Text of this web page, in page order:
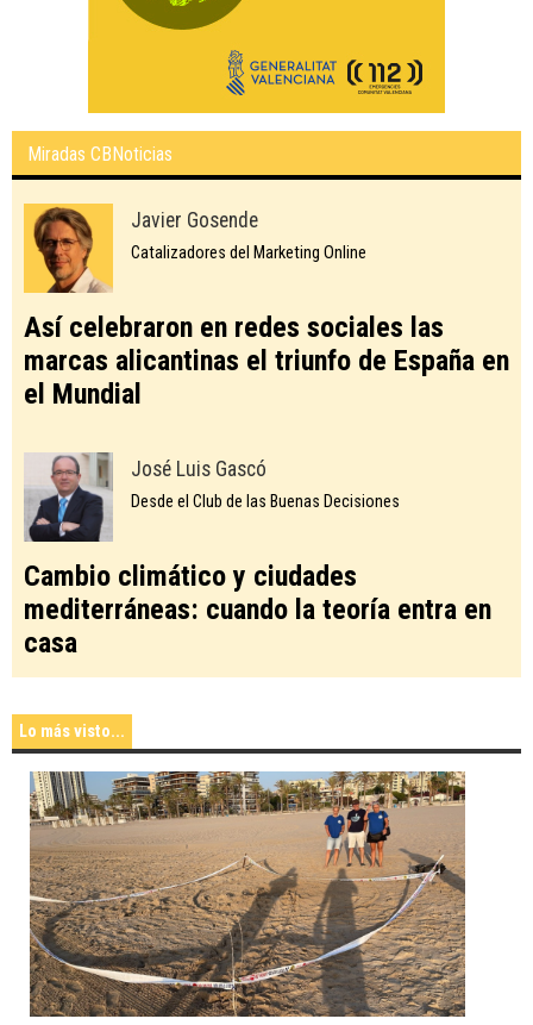
Miradas CBNoticias
Javier Gosende
Catalizadores del Marketing Online
Así celebraron en redes sociales las
marcas alicantinas el triunfo de España en
el Mundial
José Luis Gascó
Desde el Club de las Buenas Decisiones
Cambio climático y ciudades
mediterráneas: cuando la teoría entra en
casa
Lo más visto...